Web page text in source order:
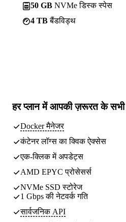
50 GB NVMe डिस्क स्पेस
4 TBबैंडविड्थ
हर प्लान मेंआपकी ज़रूरत के सभी
Docker मैनेजर
कंटेनर लॉग्स का क्विक ऐक्सेस
एक-क्लिक में अपडेट्स
AMD EPYC प्रोसेसर्स
NVMe SSD स्टोरेज
1 Gbps की नेटवर्क गति
सार्वजनिक API